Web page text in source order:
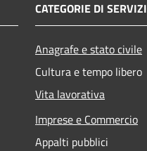
CATEGORIE DI
Anagrafe e stato civile
Cultura e tempo libero
Vita lavorativa
Imprese e Commercio
Appalti pubblici